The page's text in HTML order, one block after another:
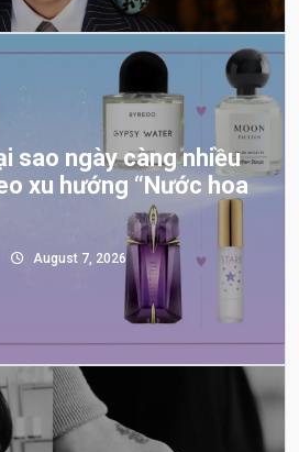
sao ngày càng nhiều
xu hướng “Nước hoa
August 7, 2026